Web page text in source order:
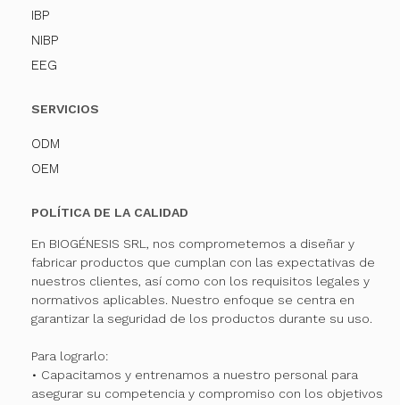
IBP
NIBP
EEG
SERVICIOS
ODM
OEM
POLÍTICA DE LA CALIDAD
En BIOGÉNESIS SRL, nos comprometemos a diseñar y
fabricar productos que cumplan con las expectativas de
nuestros clientes, así como con los requisitos legales y
normativos aplicables. Nuestro enfoque se centra en
garantizar la seguridad de los productos durante su uso.
Para lograrlo:
• Capacitamos y entrenamos a nuestro personal para
asegurar su competencia y compromiso con los objetivos